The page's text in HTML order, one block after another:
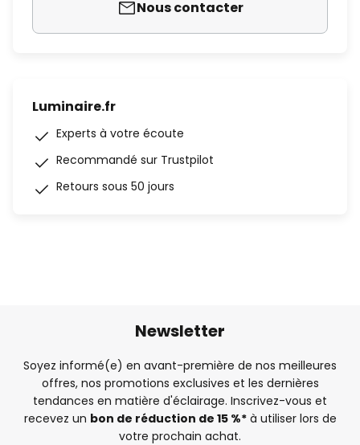
Nous contacter
Luminaire.fr
Experts à votre écoute
Recommandé sur Trustpilot
Retours sous 50 jours
Newsletter
Soyez informé(e) en avant-première de nos meilleures
offres, nos promotions exclusives et les dernières
tendances en matière d'éclairage. Inscrivez-vous et
recevez un bon de réduction de 15 %*à utiliser lors de
votre prochain achat.